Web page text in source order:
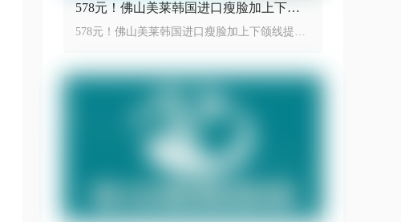
578元！佛山美莱韩国进口瘦脸加上下颌
线提升性价比之王
578元！佛山美莱韩国进口瘦脸加上下颌线提升